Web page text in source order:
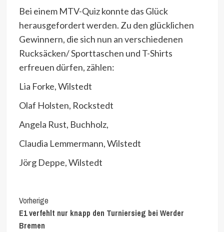
Bei einem MTV-Quiz konnte das Glück
herausgefordert werden. Zu den glücklichen
Gewinnern, die sich nun an verschiedenen
Rucksäcken/ Sporttaschen und T-Shirts
erfreuen dürfen, zählen:
Lia Forke, Wilstedt
Olaf Holsten, Rockstedt
Angela Rust, Buchholz,
Claudia Lemmermann, Wilstedt
Jörg Deppe, Wilstedt
Continue
Reading
Vorherige
E1 verfehlt nur knapp den Turniersieg bei Werder
Bremen